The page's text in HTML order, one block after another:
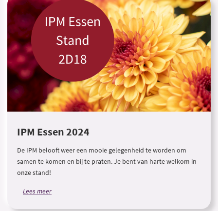
IPM Essen 2024
De IPM belooft weer een mooie gelegenheid te worden om
samen te komen en bij te praten. Je bent van harte welkom in
onze stand!
Lees meer